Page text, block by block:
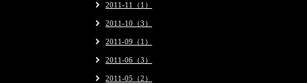
2011-11（1）
2011-10（3）
2011-09（1）
2011-06（3）
2011-05（2）